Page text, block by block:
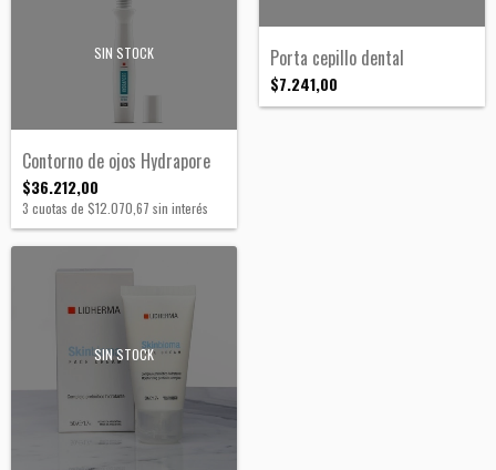
SIN STOCK
Contorno de ojos Hydrapore
$36.212,00
3 cuotas de $12.070,67 sin interés
SIN STOCK
Porta cepillo dental
$7.241,00